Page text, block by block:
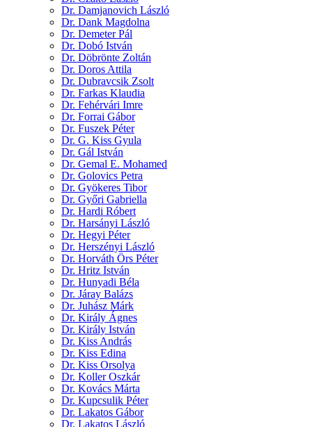
Dr. Damjanovich László
Dr. Dank Magdolna
Dr. Demeter Pál
Dr. Dobó István
Dr. Döbrönte Zoltán
Dr. Doros Attila
Dr. Dubravcsik Zsolt
Dr. Farkas Klaudia
Dr. Fehérvári Imre
Dr. Forrai Gábor
Dr. Fuszek Péter
Dr. G. Kiss Gyula
Dr. Gál István
Dr. Gemal E. Mohamed
Dr. Golovics Petra
Dr. Gyökeres Tibor
Dr. Győri Gabriella
Dr. Hardi Róbert
Dr. Harsányi László
Dr. Hegyi Péter
Dr. Herszényi László
Dr. Horváth Örs Péter
Dr. Hritz István
Dr. Hunyadi Béla
Dr. Járay Balázs
Dr. Juhász Márk
Dr. Király Ágnes
Dr. Király István
Dr. Kiss András
Dr. Kiss Edina
Dr. Kiss Orsolya
Dr. Koller Oszkár
Dr. Kovács Márta
Dr. Kupcsulik Péter
Dr. Lakatos Gábor
Dr. Lakatos László